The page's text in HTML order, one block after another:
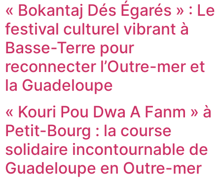
« Bokantaj Dés Égarés » : Le
festival culturel vibrant à
Basse-Terre pour
reconnecter l’Outre-mer et
la Guadeloupe
« Kouri Pou Dwa A Fanm » à
Petit-Bourg : la course
solidaire incontournable de
Guadeloupe en Outre-mer